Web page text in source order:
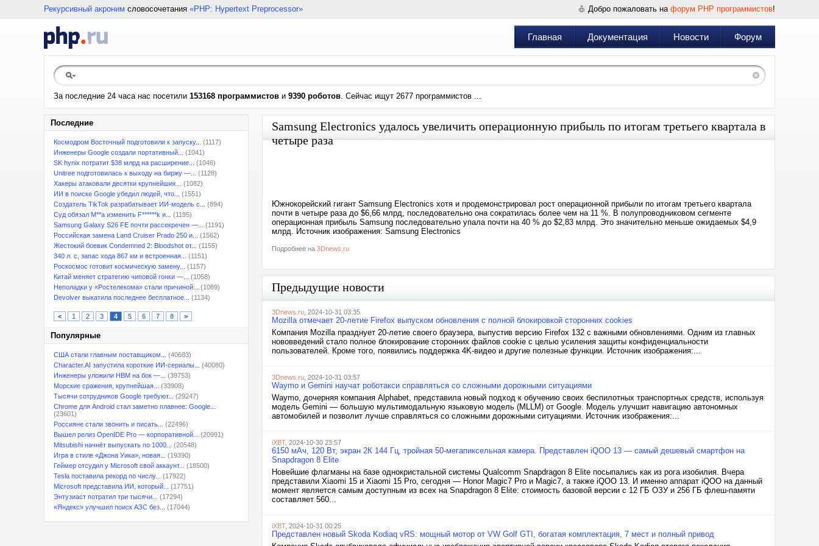
Рекурсивный акроним словосочетания «PHP: Hypertext Preprocessor» Добро пожаловать на форум PHP программистов!
Главная Документация Новости Форум
За последние 24 часа нас посетили 153168 программистов и 9390 роботов. Сейчас ищут 2677 программистов ...
Последние
Космодром Восточный подготовили к запуску...
(1117)
Инженеры Google создали портативный...
(1041)
SK hynix потратит $38 млрд на расширение...
(1046)
Unitree подготовилась к выходу на биржу —...
(1128)
Хакеры атаковали десятки крупнейших...
(1082)
ИИ в поиске Google убедил людей, что...
(1551)
Создатель TikTok разрабатывает ИИ-модель с...
(894)
Суд обязал M**a изменить F******k и...
(1195)
Samsung Galaxy S26 FE почти рассекречен —...
(1191)
Российская замена Land Cruiser Prado 250 и...
(1562)
Жестокий боевик Condemned 2: Bloodshot от...
(1155)
340 л. с, запас хода 867 км и встроенная...
(1151)
Роскосмос готовит космическую замену...
(1157)
Китай меняет стратегию чиповой гонки —...
(1058)
Неполадки у «Ростелекома» стали причиной...
(1089)
Devolver выкатила последнее бесплатное...
(1134)
< 1 2 3 4 5 6 7 8 >
Популярные
США стали главным поставщиком...
(40683)
Character.AI запустила короткие ИИ-сериалы...
(40080)
Инженеры уложили HBM на бок —...
(39753)
Морские сражения, крупнейшая...
(33908)
Тысячи сотрудников Google требуют...
(29247)
Chrome для Android стал заметно плавнее: Google...
(23601)
Россияне стали звонить и писать...
(22496)
Вышел релиз OpenIDE Pro — корпоративной...
(20991)
Mitsubishi начнёт выпускать по 1000...
(20548)
Игра в стиле «Джона Уика», новая...
(19390)
Геймер отсудил у Microsoft свой аккаунт...
(18500)
Tesla поставила рекорд по числу...
(17922)
Microsoft представила ИИ, который...
(17751)
Энтузиаст потратил три тысячи...
(17294)
«Яндекс» улучшил поиск АЗС без...
(17044)
Samsung Electronics удалось увеличить операционную прибыль по итогам третьего квартала в
четыре раза
Южнокорейский гигант Samsung Electronics хотя и продемонстрировал рост операционной прибыли по итогам третьего квартала
почти в четыре раза до $6,66 млрд, последовательно она сократилась более чем на 11 %. В полупроводниковом сегменте
операционная прибыль Samsung последовательно упала почти на 40 % до $2,83 млрд. Это значительно меньше ожидаемых $4,9
млрд. Источник изображения: Samsung Electronics
Подробнее на 3Dnews.ru
Предыдущие новости
3Dnews.ru , 2024-10-31 03:35
Mozilla отмечает 20-летие Firefox выпуском обновления с полной блокировкой сторонних cookies
Компания Mozilla празднует 20-летие своего браузера, выпустив версию Firefox 132 с важными обновлениями. Одним из главных
нововведений стало полное блокирование сторонних файлов cookie с целью усиления защиты конфиденциальности
пользователей. Кроме того, появились поддержка 4K-видео и другие полезные функции. Источник изображения:...
3Dnews.ru , 2024-10-31 03:57
Waymo и Gemini научат роботакси справляться со сложными дорожными ситуациями
Waymo, дочерняя компания Alphabet, представила новый подход к обучению своих беспилотных транспортных средств, используя
модель Gemini — большую мультимодальную языковую модель (MLLM) от Google. Модель улучшит навигацию автономных
автомобилей и позволит лучше справляться со сложными дорожными ситуациями. Источник изображения:...
iXBT, 2024-10-30 23:57
6150 мАч, 120 Вт, экран 2К 144 Гц, тройная 50-мегапиксельная камера. Представлен iQOO 13 — самый дешевый смартфон на
Snapdragon 8 Elite
Новейшие флагманы на базе однокристальной системы Qualcomm Snapdragon 8 Elite посыпались как из рога изобилия. Вчера
представили Xiaomi 15 и Xiaomi 15 Pro, сегодня — Honor Magic7 Pro и Magic7, а также iQOO 13. И именно аппарат iQOO на данный
момент является самым доступным из всех на Snapdragon 8 Elite: стоимость базовой версии с 12 ГБ ОЗУ и 256 ГБ флеш-памяти
составляет 560...
iXBT, 2024-10-31 00:25
Представлен новый Skoda Kodiaq vRS: мощный мотор от VW Golf GTI, богатая комплектация, 7 мест и полный привод